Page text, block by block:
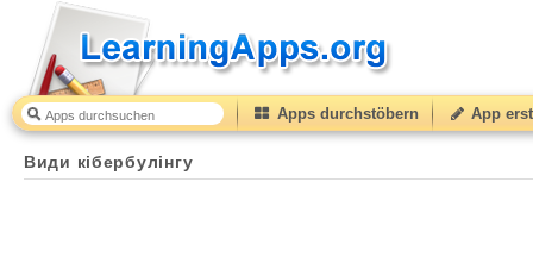
Apps durchstöbern App
Види кібербулінгу
Види кібербулінгу 45(from10to50) based on2